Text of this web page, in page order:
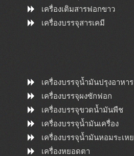
เครื่องเติมสารฟอกขาว
เครื่องบรรจุสารเคมี
เครื่องบรรจุน้ำมันปรุงอาหาร
เครื่องบรรจุผงซักฟอก
เครื่องบรรจุขวดน้ำมันพืช
เครื่องบรรจุน้ำมันเครื่อง
เครื่องบรรจุน้ำมันหอมระเหย
เครื่องหยอดตา